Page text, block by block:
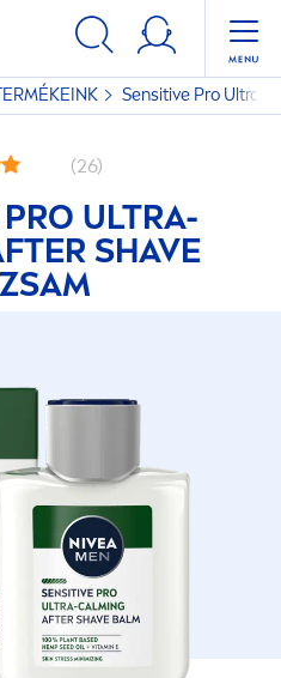
Sensitive Pro Ultra-
(26)
ULTRA-
SHAVE